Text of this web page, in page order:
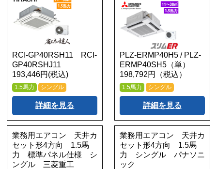
RCI-GP40RSH11 RCI-
GP40RSHJ11
193,446円(税込)
1.5馬力 シングル
詳細を見る
PLZ-ERMP40H5 / PLZ-
ERMP40SH5（単）
198,792円（税込）
1.5馬力 シングル
詳細を見る
業務用エアコン 天井カ
セット形4方向 1.5馬
力 標準パネル仕様 シ
ングル 三菱重工
業務用エアコン 天井カ
セット形4方向 1.5馬
力 シングル パナソニ
ック